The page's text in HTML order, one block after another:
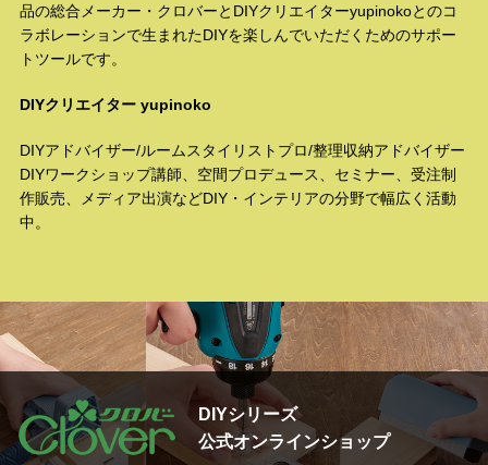
品の総合メーカー・クロバーとDIYクリエイターyupinokoとのコ
ラボレーションで生まれたDIYを楽しんでいただくためのサポー
トツールです。
DIYクリエイター yupinoko
DIYアドバイザー/ルームスタイリストプロ/整理収納アドバイザー
DIYワークショップ講師、空間プロデュース、セミナー、受注制
作販売、メディア出演などDIY・インテリアの分野で幅広く活動
中。
DIYシリーズ
公式オンラインショップ